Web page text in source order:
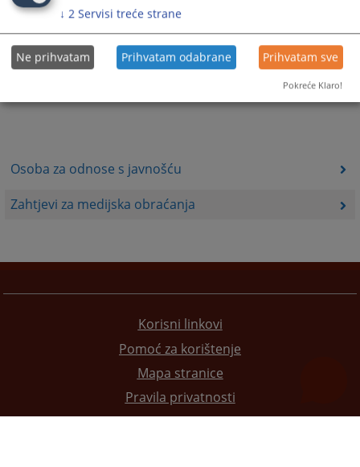
Osoba za odnose s javnošću
Zahtjevi za medijska obraćanja
Korisni linkovi
Pomoć za korištenje
Mapa stranice
Pravila privatnosti
↓ 2 Servisi treće strane
Ne prihvatam Prihvatam odabrane Prihvatam sve
Pokreće Klaro!